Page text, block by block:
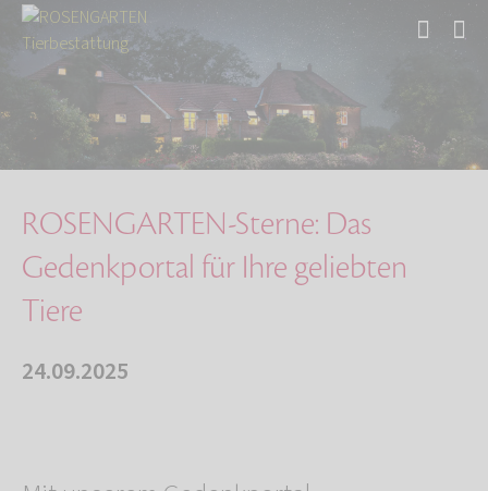
Über uns
Aktuelles
ROSENGARTEN-Sterne: Das Gedenkportal für Ihre…
ROSENGARTEN-Sterne: Das
Gedenkportal für Ihre geliebten
Tiere
24.09.2025